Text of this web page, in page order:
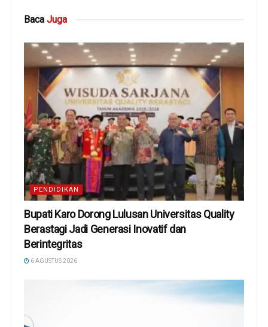
Baca Juga
PENDIDIKAN
Bupati Karo Dorong Lulusan Universitas Quality
Berastagi Jadi Generasi Inovatif dan
Berintegritas
6 AGUSTUS 2026